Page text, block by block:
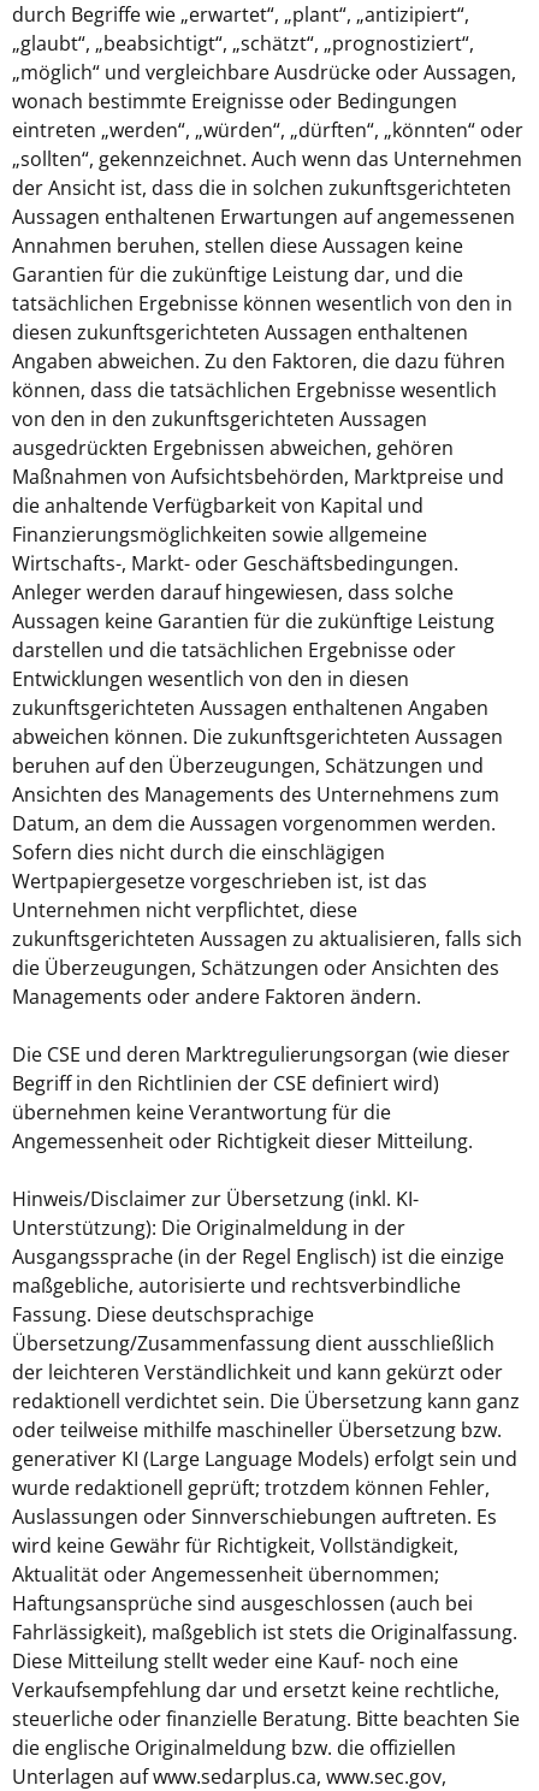
durch Begriffe wie „erwartet“, „plant“, „antizipiert“,
„glaubt“, „beabsichtigt“, „schätzt“, „prognostiziert“,
„möglich“ und vergleichbare Ausdrücke oder Aussagen,
wonach bestimmte Ereignisse oder Bedingungen
eintreten „werden“, „würden“, „dürften“, „könnten“ oder
„sollten“, gekennzeichnet. Auch wenn das Unternehmen
der Ansicht ist, dass die in solchen zukunftsgerichteten
Aussagen enthaltenen Erwartungen auf angemessenen
Annahmen beruhen, stellen diese Aussagen keine
Garantien für die zukünftige Leistung dar, und die
tatsächlichen Ergebnisse können wesentlich von den in
diesen zukunftsgerichteten Aussagen enthaltenen
Angaben abweichen. Zu den Faktoren, die dazu führen
können, dass die tatsächlichen Ergebnisse wesentlich
von den in den zukunftsgerichteten Aussagen
ausgedrückten Ergebnissen abweichen, gehören
Maßnahmen von Aufsichtsbehörden, Marktpreise und
die anhaltende Verfügbarkeit von Kapital und
Finanzierungsmöglichkeiten sowie allgemeine
Wirtschafts-, Markt- oder Geschäftsbedingungen.
Anleger werden darauf hingewiesen, dass solche
Aussagen keine Garantien für die zukünftige Leistung
darstellen und die tatsächlichen Ergebnisse oder
Entwicklungen wesentlich von den in diesen
zukunftsgerichteten Aussagen enthaltenen Angaben
abweichen können. Die zukunftsgerichteten Aussagen
beruhen auf den Überzeugungen, Schätzungen und
Ansichten des Managements des Unternehmens zum
Datum, an dem die Aussagen vorgenommen werden.
Sofern dies nicht durch die einschlägigen
Wertpapiergesetze vorgeschrieben ist, ist das
Unternehmen nicht verpflichtet, diese
zukunftsgerichteten Aussagen zu aktualisieren, falls sich
die Überzeugungen, Schätzungen oder Ansichten des
Managements oder andere Faktoren ändern.
Die CSE und deren Marktregulierungsorgan (wie dieser
Begriff in den Richtlinien der CSE definiert wird)
übernehmen keine Verantwortung für die
Angemessenheit oder Richtigkeit dieser Mitteilung.
Hinweis/Disclaimer zur Übersetzung (inkl. KI-
Unterstützung): Die Originalmeldung in der
Ausgangssprache (in der Regel Englisch) ist die einzige
maßgebliche, autorisierte und rechtsverbindliche
Fassung. Diese deutschsprachige
Übersetzung/Zusammenfassung dient ausschließlich
der leichteren Verständlichkeit und kann gekürzt oder
redaktionell verdichtet sein. Die Übersetzung kann ganz
oder teilweise mithilfe maschineller Übersetzung bzw.
generativer KI (Large Language Models) erfolgt sein und
wurde redaktionell geprüft; trotzdem können Fehler,
Auslassungen oder Sinnverschiebungen auftreten. Es
wird keine Gewähr für Richtigkeit, Vollständigkeit,
Aktualität oder Angemessenheit übernommen;
Haftungsansprüche sind ausgeschlossen (auch bei
Fahrlässigkeit), maßgeblich ist stets die Originalfassung.
Diese Mitteilung stellt weder eine Kauf- noch eine
Verkaufsempfehlung dar und ersetzt keine rechtliche,
steuerliche oder finanzielle Beratung. Bitte beachten Sie
die englische Originalmeldung bzw. die offiziellen
Unterlagen auf www.sedarplus.ca, www.sec.gov,